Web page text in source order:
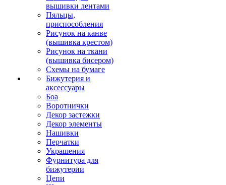
вышивки лентами
Пяльцы,
приспособления
Рисунок на канве
(вышивка крестом)
Рисунок на ткани
(вышивка бисером)
Схемы на бумаге
Бижутерия и
аксессуары
Боа
Воротнички
Декор застежки
Декор элементы
Нашивки
Перчатки
Украшения
Фурнитура для
бижутерии
Цепи